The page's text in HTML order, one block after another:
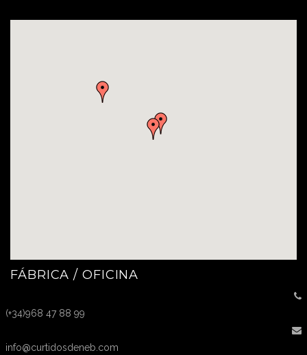
FÁBRICA / OFICINA
(+34)968 47 88 99
info@curtidosdeneb.com